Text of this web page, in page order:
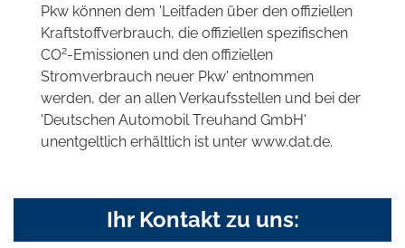
Pkw können dem 'Leitfaden über den offiziellen
Kraftstoffverbrauch, die offiziellen spezifischen
CO2-Emissionen und den offiziellen
Stromverbrauch neuer Pkw' entnommen
werden, der an allen Verkaufsstellen und bei der
'Deutschen Automobil Treuhand GmbH'
unentgeltlich erhältlich ist unter www.dat.de.
Ihr Kontakt zu uns: